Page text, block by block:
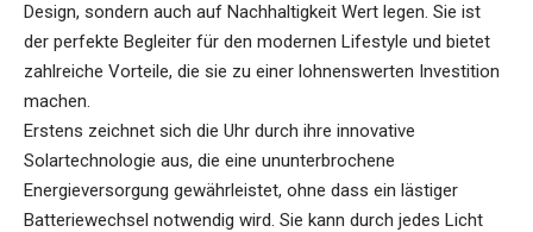
Design, sondern auch auf Nachhaltigkeit Wert legen. Sie ist
der perfekte Begleiter für den modernen Lifestyle und bietet
zahlreiche Vorteile, die sie zu einer lohnenswerten Investition
machen.
Erstens zeichnet sich die Uhr durch ihre innovative
Solartechnologie aus, die eine ununterbrochene
Energieversorgung gewährleistet, ohne dass ein lästiger
Batteriewechsel notwendig wird. Sie kann durch jedes Licht